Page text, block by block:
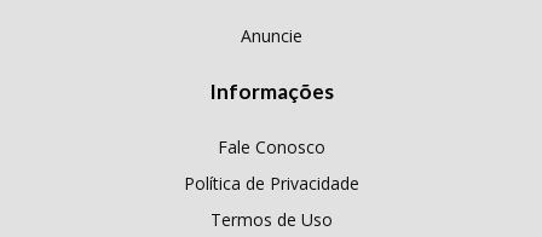
Anuncie
Informações
Fale Conosco
Política de Privacidade
Termos de Uso